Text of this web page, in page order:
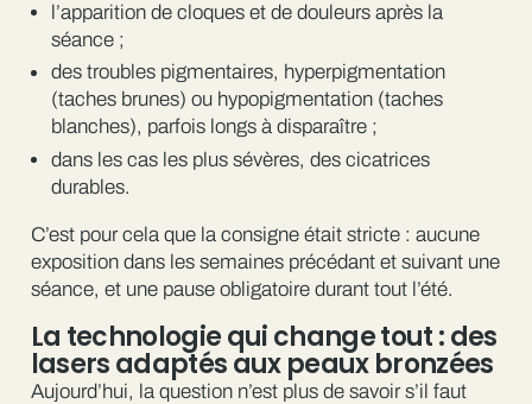
l’apparition de cloques et de douleurs après la
séance ;
des troubles pigmentaires, hyperpigmentation
(taches brunes) ou hypopigmentation (taches
blanches), parfois longs à disparaître ;
dans les cas les plus sévères, des cicatrices
durables.
C’est pour cela que la consigne était stricte : aucune
exposition dans les semaines précédant et suivant une
séance, et une pause obligatoire durant tout l’été.
La technologie qui change tout : des
lasers adaptés aux peaux bronzées
Aujourd’hui, la question n’est plus de savoir s’il faut